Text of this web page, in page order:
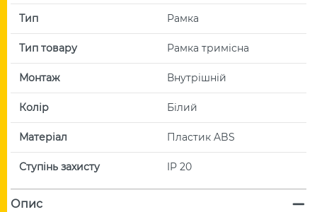
Тип Рамка
Тип товару Рамка тримісна
Монтаж Внутрішній
Колір Білий
Матеріал Пластик ABS
Ступінь захисту IP 20
Опис